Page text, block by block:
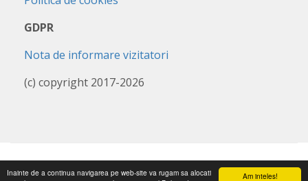
Am inteles!
Inainte de a continua navigarea pe web-site va rugam sa alocati
GDPR
Nota de informare vizitatori
(c) copyright 2017-2026